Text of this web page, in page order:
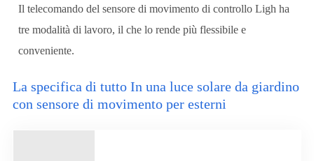
Il telecomando del sensore di movimento di controllo Ligh ha
tre modalità di lavoro, il che lo rende più flessibile e
conveniente.
La specifica di tutto In una luce solare da giardino
con sensore di movimento per esterni